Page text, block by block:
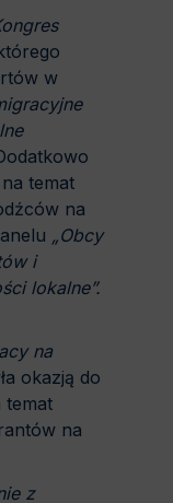
w
temat
na
„Obcy
i
lokalne”.
na
okazją do
temat
na
z